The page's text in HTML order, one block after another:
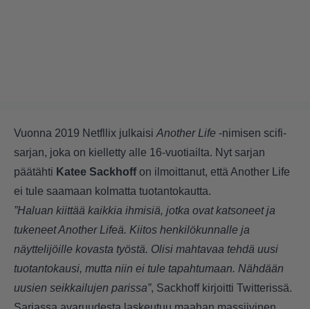
Vuonna 2019 Netfllix julkaisiAnother Life -nimisen scifi-
sarjan, joka on kielletty alle 16-vuotiailta. Nyt sarjan
päätähti Katee Sackhoffon ilmoittanut, että Another Life
ei tule saamaan kolmatta tuotantokautta.
”Haluan kiittää kaikkia ihmisiä, jotka ovat katsoneet ja
tukeneet Another Lifeä. Kiitos henkilökunnalle ja
näyttelijöille kovasta työstä. Olisi mahtavaa tehdä uusi
tuotantokausi, mutta niin ei tule tapahtumaan. Nähdään
uusien seikkailujen parissa”, Sackhoff kirjoitti Twitterissä.